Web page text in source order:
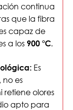
continua
que la fibra
capaz de
a los 900 °C.
Es
, no es
retiene olores
apto para